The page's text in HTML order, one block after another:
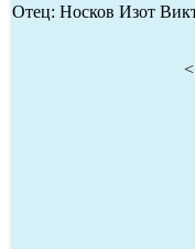
Отец: Носков Изот